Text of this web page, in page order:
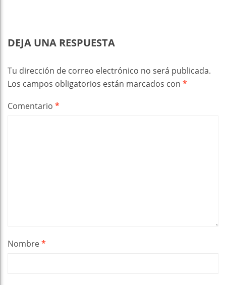
DEJA UNA RESPUESTA
Tu dirección de correo electrónico no será publicada.
Los campos obligatorios están marcados con *
Comentario *
Nombre*